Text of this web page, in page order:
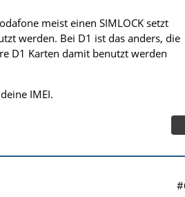
meist einen SIMLOCK setzt
werden. Bei D1 ist das anders, die
D1 Karten damit benutzt werden
IMEI.